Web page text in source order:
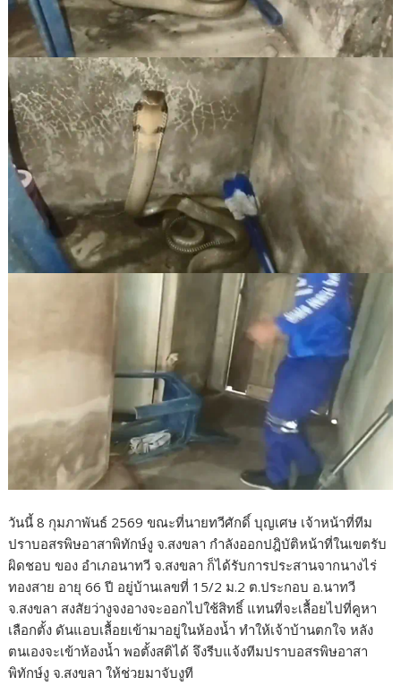
วันนี้ 8 กุมภาพันธ์ 2569 ขณะที่นายทวีศักดิ์ บุญเศษ เจ้าหน้าที่ทีม
ปราบอสรพิษอาสาพิทักษ์งู จ.สงขลา กำลังออกปฎิบัติหน้าที่ในเขตรับ
ผิดชอบ ของ อำเภอนาทวี จ.สงขลา ก็ได้รับการประสานจากนางไร่
ทองสาย อายุ 66 ปี อยู่บ้านเลขที่ 15/2 ม.2 ต.ประกอบ อ.นาทวี
จ.สงขลา สงสัยว่างูจงอางจะออกไปใช้สิทธิ์ แทนที่จะเลื้อยไปที่คูหา
เลือกตั้ง ดันแอบเลื้อยเข้ามาอยู่ในห้องน้ำ ทำให้เจ้าบ้านตกใจ หลัง
ตนเองจะเข้าห้องน้ำ พอตั้งสติได้ จึงรีบแจ้งทีมปราบอสรพิษอาสา
พิทักษ์งู จ.สงขลา ให้ช่วยมาจับงูที